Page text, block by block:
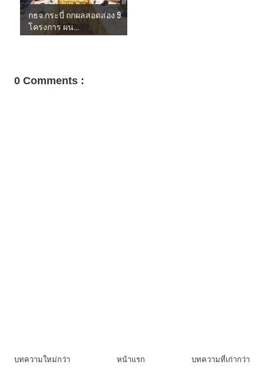
กธจ.กระบี่ ถกผลสอดส่อง 9
โครงการ ผน...
0 Comments :
บทความใหม่กว่า บทความที่เก่ากว่า
หน้าแรก